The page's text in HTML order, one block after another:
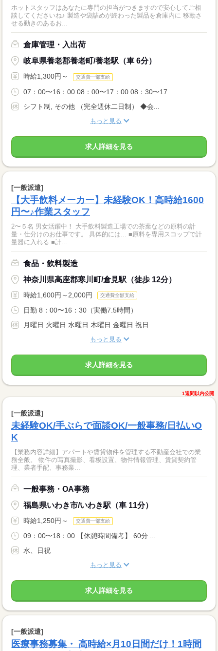
ホットスタッフはあなたに専門の担当がつきますので安心してご相
談してくださいね♪ 製造や袋詰めが終わった製品を倉庫内に 移動さ
せる動きのあるお...
倉庫管理・入出荷
岐阜県養老郡養老町/養老駅（車 6分）
時給1,300円～ 交通費一部支給
07：00〜16：00 08：00〜17：00 08：30〜17...
シフト制, その他 （完全週休二日制） ◆会...
もっと見る
求人詳細を見る
[一般派遣]
【大手飲料メーカー】未経験OK！高時給1600
円〜♪作業スタッフ
2〜５名 男女活躍中！ 大手飲料製造工場での茶葉などの原料の計
量・仕分けのお仕事です。 具体的には... ■原料を専用スコップで計
量器に入れる ■計...
食品・飲料製造
神奈川県高座郡寒川町/倉見駅（徒歩 12分）
時給1,600円～2,000円 交通費全額支給
日勤 8：00〜16：30（実働7.5時間）
月曜日 火曜日 水曜日 木曜日 金曜日 祝日
もっと見る
求人詳細を見る
1週間以内公開
[一般派遣]
未経験OK/手ぶらで面談OK/一般事務/日払いO
K
【業務内容詳細】アパートや賃貸物件を管理する不動産会社での業
務全般。 物件の写真撮影、看板設置、物件情報管理、賃貸契約管
理、業者手配、事務業...
一般事務・OA事務
福島県いわき市/いわき駅（車 11分）
時給1,250円～ 交通費一部支給
09：00〜18：00 【休憩時間備考】 60分 ...
水、日祝
もっと見る
求人詳細を見る
[一般派遣]
医療事務募集・ 高時給×月10日間だけ！1時間